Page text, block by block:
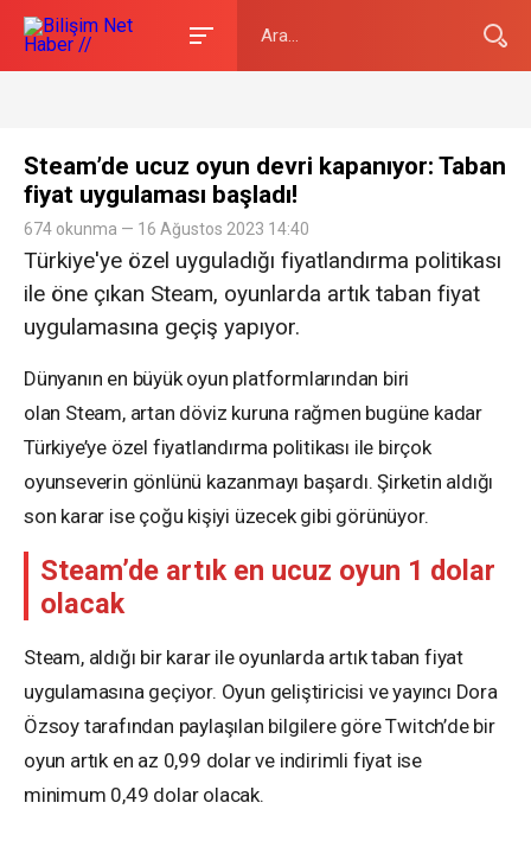
Steam’de ucuz oyun devri kapanıyor: Taban
fiyat uygulaması başladı!
674 okunma — 16 Ağustos 2023 14:40
Türkiye'ye özel uyguladığı fiyatlandırma politikası
ile öne çıkan Steam, oyunlarda artık taban fiyat
uygulamasına geçiş yapıyor.
Dünyanın en büyük oyun platformlarından biri
olan Steam, artan döviz kuruna rağmen bugüne kadar
Türkiye’ye özel fiyatlandırma politikası ile birçok
oyunseverin gönlünü kazanmayı başardı. Şirketin aldığı
son karar ise çoğu kişiyi üzecek gibi görünüyor.
Steam’de artık en ucuz oyun 1 dolar
olacak
Steam, aldığı bir karar ile oyunlarda artık taban fiyat
uygulamasına geçiyor. Oyun geliştiricisi ve yayıncı Dora
Özsoy tarafından paylaşılan bilgilere göre Twitch’de bir
oyun artık en az 0,99 dolar ve indirimli fiyat ise
minimum 0,49 dolar olacak.